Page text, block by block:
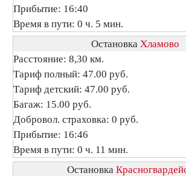
Прибытие: 16:40
Время в пути: 0 ч. 5 мин.
Остановка Хламово
Расстояние: 8,30 км.
Тариф полный: 47.00 руб.
Тариф детский: 47.00 руб.
Багаж: 15.00 руб.
Добровол. страховка: 0 руб.
Прибытие: 16:46
Время в пути: 0 ч. 11 мин.
Остановка